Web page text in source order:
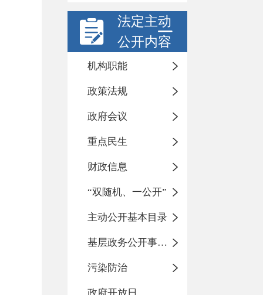
法定主动
公开内容
机构职能
政策法规
政府会议
重点民生
财政信息
“双随机、一公开”
主动公开基本目录
基层政务公开事项标准目录
污染防治